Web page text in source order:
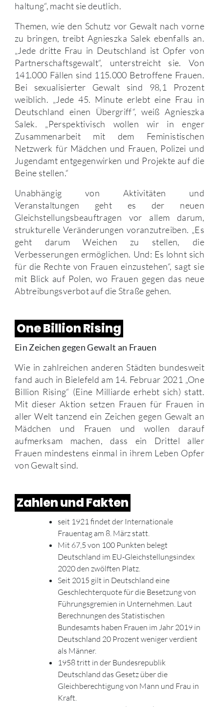
haltung“, macht sie deutlich.
Themen, wie den Schutz vor Gewalt nach vorne
zu bringen, treibt Agnieszka Salek ebenfalls an.
„Jede dritte Frau in Deutschland ist Opfer von
Partnerschaftsgewalt“, unterstreicht sie. Von
141.000 Fällen sind 115.000 Betroffene Frauen.
Bei sexualisierter Gewalt sind 98,1 Prozent
weiblich. „Jede 45. Minute erlebt eine Frau in
Deutschland einen Übergriff“, weiß Agnieszka
Salek. „Perspektivisch wollen wir in enger
Zusammenarbeit mit dem Feministischen
Netzwerk für Mädchen und Frauen, Polizei und
Jugendamt entgegenwirken und Projekte auf die
Beine stellen.“
Unabhängig von Aktivitäten und
Veranstaltungen geht es der neuen
Gleichstellungsbeauftragen vor allem darum,
strukturelle Veränderungen voranzutreiben. „Es
geht darum Weichen zu stellen, die
Verbesserungen ermöglichen. Und: Es lohnt sich
für die Rechte von Frauen einzustehen“, sagt sie
mit Blick auf Polen, wo Frauen gegen das neue
Abtreibungsverbot auf die Straße gehen.
One Billion Rising
Ein Zeichen gegen Gewalt an Frauen
Wie in zahlreichen anderen Städten bundesweit
fand auch in Bielefeld am 14. Februar 2021 „One
Billion Rising“ (Eine Milliarde erhebt sich) statt.
Mit dieser Aktion setzen Frauen für Frauen in
aller Welt tanzend ein Zeichen gegen Gewalt an
Mädchen und Frauen und wollen darauf
aufmerksam machen, dass ein Drittel aller
Frauen mindestens einmal in ihrem Leben Opfer
von Gewalt sind.
Zahlen und Fakten
seit 1921 findet der Internationale
Frauentag am 8. März statt.
Mit 67,5 von 100 Punkten belegt
Deutschland im EU-Gleichstellungsindex
2020 den zwölften Platz.
Seit 2015 gilt in Deutschland eine
Geschlechterquote für die Besetzung von
Führungsgremien in Unternehmen. Laut
Berechnungen des Statistischen
Bundesamts haben Frauen im Jahr 2019 in
Deutschland 20 Prozent weniger verdient
als Männer.
1958 tritt in der Bundesrepublik
Deutschland das Gesetz über die
Gleichberechtigung von Mann und Frau in
Kraft.